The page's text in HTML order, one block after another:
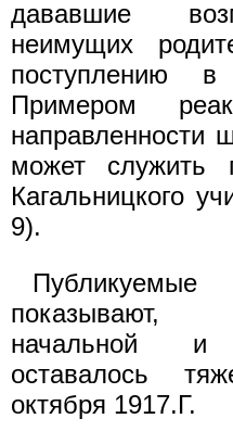
дававшие
неимущих
поступлению
Примером
направленности
может служить
Кагальницкого
9).
показывают,
начальной
оставалось
октября 1917.Г.